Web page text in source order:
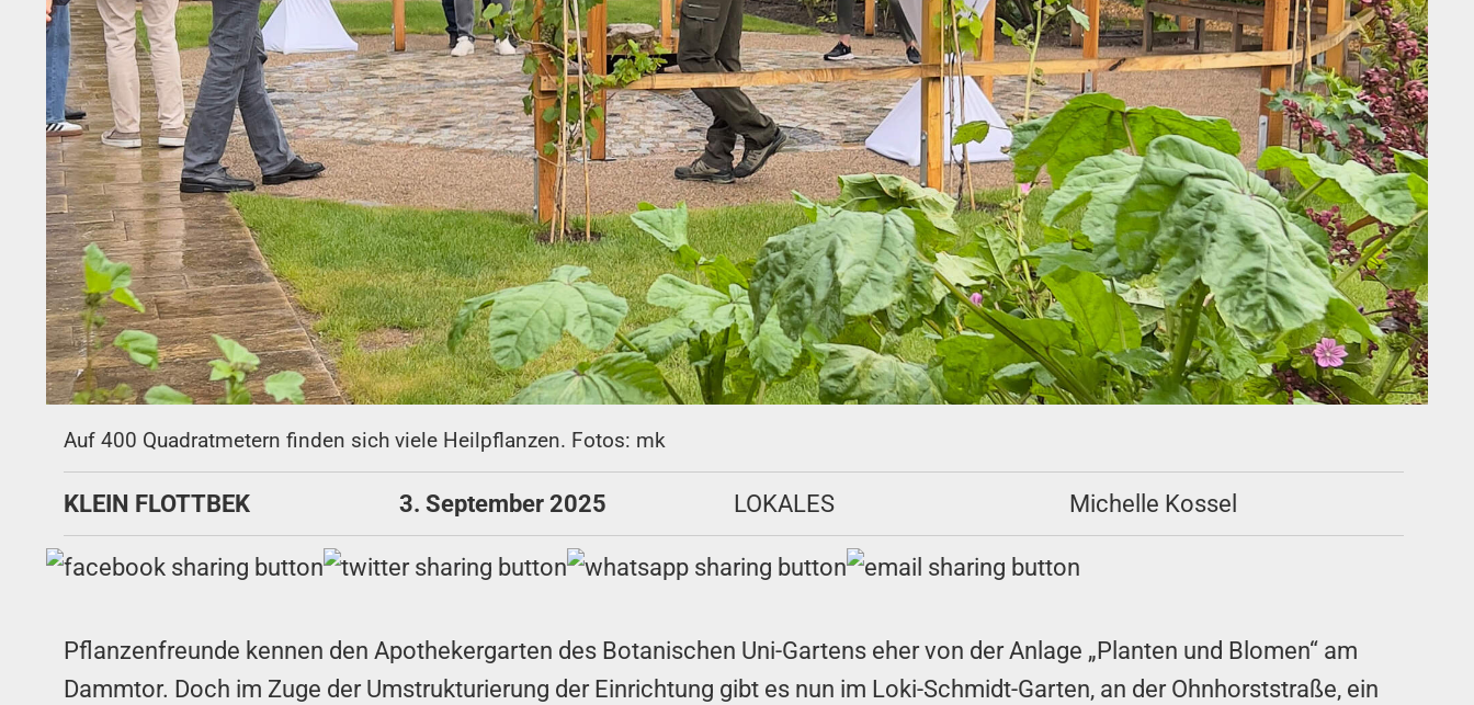
Auf 400 Quadratmetern finden sich viele Heilpflanzen. Fotos: mk
KLEIN FLOTTBEK 3. September 2025 LOKALES Michelle Kossel
Pflanzenfreunde kennen den Apothekergarten des Botanischen Uni-Gartens eher von der Anlage „Planten und Blomen“ am
Dammtor. Doch im Zuge der Umstrukturierung der Einrichtung gibt es nun im Loki-Schmidt-Garten, an der Ohnhorststraße, ein